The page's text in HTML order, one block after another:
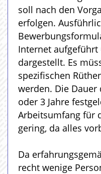
soll nach den
erfolgen.
Internet
dargestellt. Es
spezifischen
werden. Die
oder 3 Jahre
Arbeitsumfang für
gering, da alles
Da
recht wenige